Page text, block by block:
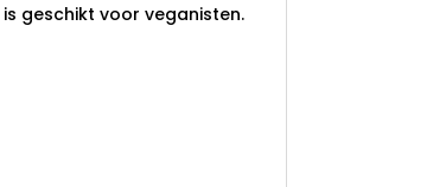
geschikt voor veganisten.